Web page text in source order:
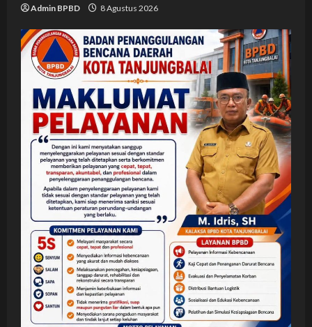
Admin BPBD 8 Agustus 2026